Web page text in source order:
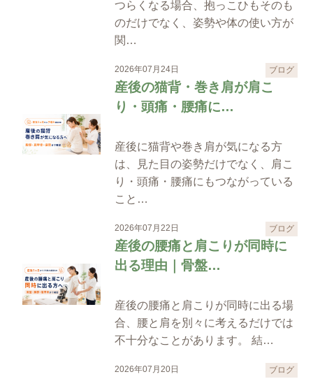
つらくなる場合、抱っこひもそのも
のだけでなく、姿勢や体の使い方が
関…
2026年07月24日 ブログ
産後の猫背・巻き肩が肩こ
り・頭痛・腰痛に…
産後に猫背や巻き肩が気になる方
は、見た目の姿勢だけでなく、肩こ
り・頭痛・腰痛にもつながっている
こと…
2026年07月22日 ブログ
産後の腰痛と肩こりが同時に
出る理由｜骨盤…
産後の腰痛と肩こりが同時に出る場
合、腰と肩を別々に考えるだけでは
不十分なことがあります。 結…
2026年07月20日 ブログ